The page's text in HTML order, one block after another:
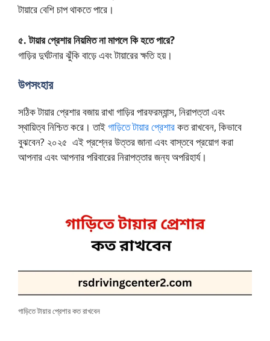
টায়ারে বেশি চাপ থাকতে পারে।
৫. টায়ার প্রেশার নিয়মিত না মাপলে কি হতে পারে?
গাড়ির দুর্ঘটনার ঝুঁকি বাড়ে এবং টায়ারের ক্ষতি হয়।
উপসংহার
সঠিক টায়ার প্রেশার বজায় রাখা গাড়ির পারফরম্যান্স, নিরাপত্তা এবং
স্থায়িত্ব নিশ্চিত করে। তাইগাড়িতে টায়ার প্রেশারকত রাখবেন, কিভাবে
বুঝবেন? ২০২৫ এই প্রশ্নের উত্তর জানা এবং বাস্তবে প্রয়োগ করা
আপনার এবং আপনার পরিবারের নিরাপত্তার জন্য অপরিহার্য।
গাড়িতে টায়ার প্রেশার কত রাখবেন